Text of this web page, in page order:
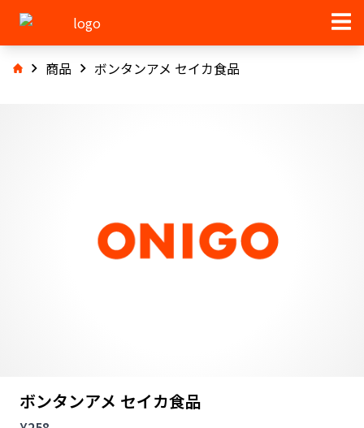
商品 ボンタンアメ セイカ食品
ボンタンアメ セイカ食品